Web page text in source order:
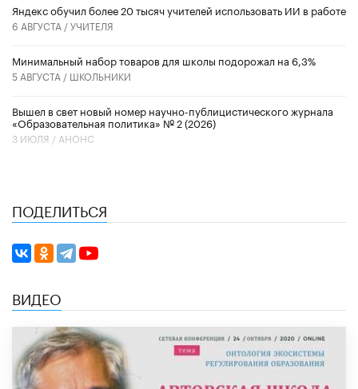
​Яндекс обучил более 20 тысяч учителей использовать ИИ в работе
6 АВГУСТА /УЧИТЕЛЯ
Минимальный набор товаров для школы подорожал на 6,3%
5 АВГУСТА / ШКОЛЬНИКИ
Вышел в свет новый номер научно-публицистического журнала
«Образовательная политика» № 2 (2026)
3 ИЮЛЯ / АНОНС
ПОДЕЛИТЬСЯ
ВИДЕО